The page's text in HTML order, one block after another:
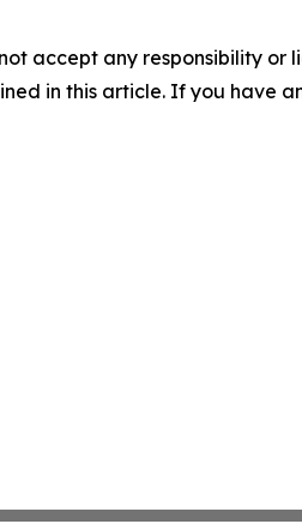
accept any responsibility
in this article. If you have